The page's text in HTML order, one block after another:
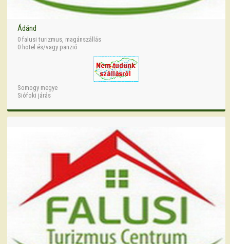
Ádánd
0 falusi turizmus, magánszállás
0 hotel és/vagy panzió
Somogy megye
Siófoki járás